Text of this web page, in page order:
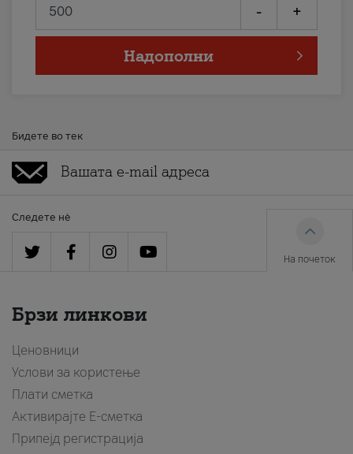
- +
Надополни
Бидете во тек
Следете нè
На почеток
Брзи линкови
Ценовници
Услови за користење
Плати сметка
Активирајте Е-сметка
Припејд регистрација